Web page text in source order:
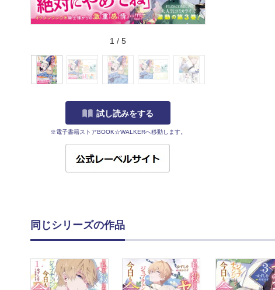
1 / 5
試し読みをする
※電子書籍ストアBOOK☆WALKERへ移動します。
同じシリーズの作品